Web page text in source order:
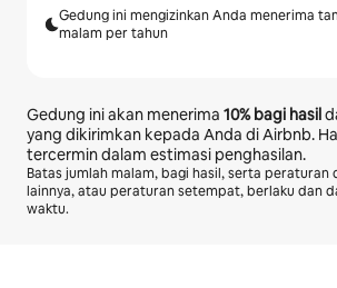
Gedung ini mengizinkan Anda menerima
malam per tahun
Gedung ini akan menerima 10%bagi hasil
yang dikirimkan kepada Anda di Airbnb.
tercermin dalam estimasi penghasilan.
Batas jumlah malam, bagi hasil, serta peraturan
lainnya, atau peraturan setempat, berlaku dan
waktu.